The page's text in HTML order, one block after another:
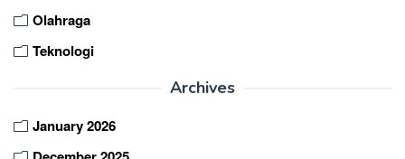
Olahraga
Teknologi
Archives
January 2026